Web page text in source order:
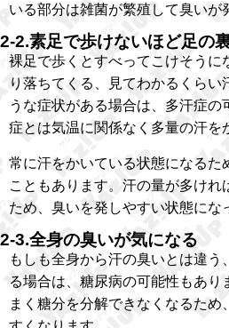
いる部分は雑菌が繁殖して臭いが
2-2.素足で歩けないほど足の
裸足で歩くとすべってこけそうに
り落ちてくる、見てわかるくらい
うな症状がある場合は、多汗症
症とは気温に関係なく多量の汗を
常に汗をかいている状態になるた
こともあります。汗の量が多けれ
ため、臭いを発しやすい状態にな
2-3.全身の臭いが気になる
もしも全身から汗の臭いとは違う
る場合は、糖尿病の可能性もあり
まく糖分を分解できなくなるた